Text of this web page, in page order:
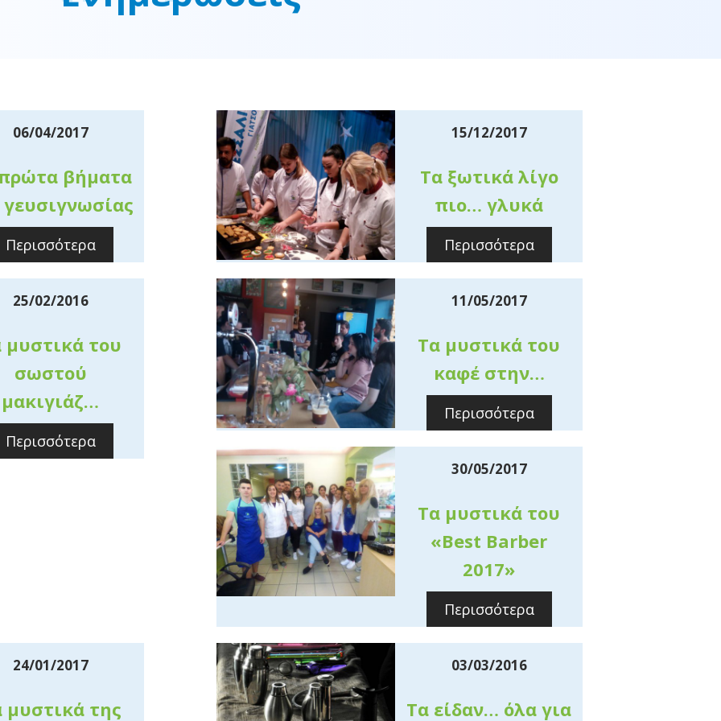
06/04/2017
βήματα
Περισσότερα
15/12/2017
Τα ξωτικά λίγο
πιο… γλυκά
Περισσότερα
25/02/2016
μυστικά του
σωστού
μακιγιάζ…
Περισσότερα
11/05/2017
Τα μυστικά του
καφέ στην…
Περισσότερα
30/05/2017
Τα μυστικά του
«Best Βarber
2017»
Περισσότερα
24/01/2017
μυστικά της
03/03/2016
Τα είδαν… όλα για